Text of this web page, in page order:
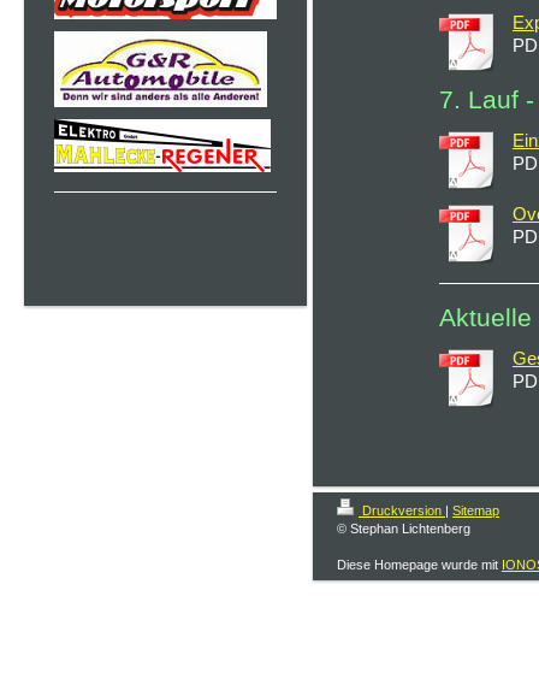
7. Lauf
Aktuelle
Druckversion | Sitemap
© Stephan Lichtenberg
Diese Homepage wurde mit